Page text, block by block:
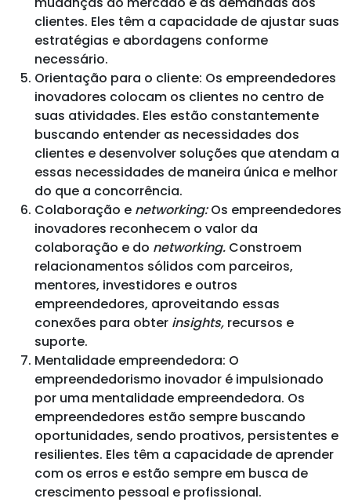
clientes. Eles têm a capacidade de ajustar suas
estratégias e abordagens conforme
necessário.
Orientação para o cliente: Os empreendedores
inovadores colocam os clientes no centro de
suas atividades. Eles estão constantemente
buscando entender as necessidades dos
clientes e desenvolver soluções que atendam a
essas necessidades de maneira única e melhor
do que a concorrência.
Colaboração e networking:Os empreendedores
inovadores reconhecem o valor da
colaboração e do networking. Constroem
relacionamentos sólidos com parceiros,
mentores, investidores e outros
empreendedores, aproveitando essas
conexões para obter insights, recursos e
suporte.
Mentalidade empreendedora: O
empreendedorismo inovador é impulsionado
por uma mentalidade empreendedora. Os
empreendedores estão sempre buscando
oportunidades, sendo proativos, persistentes e
resilientes. Eles têm a capacidade de aprender
com os erros e estão sempre em busca de
crescimento pessoal e profissional.